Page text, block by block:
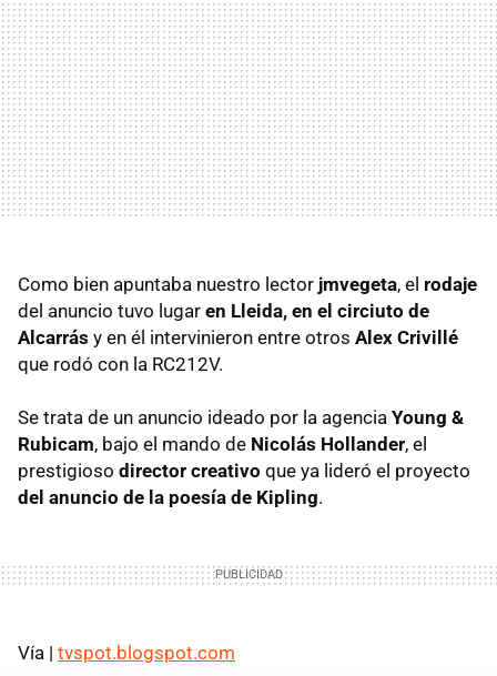
Como bien apuntaba nuestro lector jmvegeta, el rodaje
del anuncio tuvo lugar en Lleida, en el circiuto de
Alcarrás y en él intervinieron entre otros Alex Crivillé
que rodó con la RC212V.
Se trata de un anuncio ideado por la agencia Young &
Rubicam, bajo el mando de Nicolás Hollander, el
prestigioso director creativo que ya lideró el proyecto
del anuncio de la poesía de Kipling.
Vía | tvspot.blogspot.com